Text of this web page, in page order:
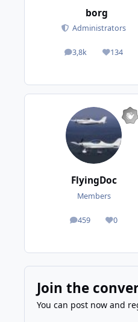
borg
Administrators
3,8k
posts 134
FlyingDoc
Members
459
posts 0
Join the
You can post now and